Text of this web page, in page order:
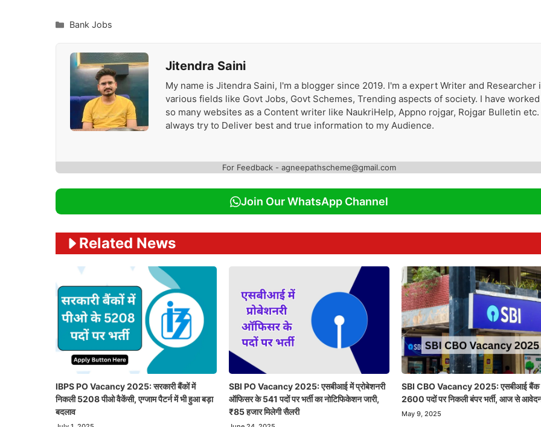
Categories
Bank Jobs
Jitendra Saini
My name is Jitendra Saini, I'm a blogger since 2019. I'm a expert Writer and Researcher
various fields like Govt Jobs, Govt Schemes, Trending aspects of society. I have
so many websites as a Content writer like NaukriHelp, Appno rojgar, Rojgar Bulletin etc.
always try to Deliver best and true information to my Audience.
For Feedback - agneepathscheme@gmail.com
Join Our WhatsApp Channel
Related News
IBPS PO Vacancy 2025: सरकारी बैंकों में
निकली 5208 पीओ वैकेंसी, एग्जाम पैटर्न में भी हुआ बड़ा
बदलाव
SBI PO Vacancy 2025: एसबीआई में प्रोबेशनरी
ऑफिसर के 541 पदों पर भर्ती का नोटिफिकेशन जारी,
₹85 हजार मिलेगी सैलरी
SBI CBO Vacancy 2025: एसबीआई बैंक
2600 पदों पर निकली बंपर भर्ती, आज से
May 9, 2025